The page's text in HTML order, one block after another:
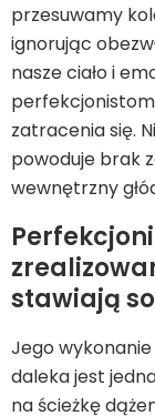
przesuwamy
ignorując
nasze ciało i
zatracenia się.
powoduje brak
wewnętrzny
stawiają
Jego
daleka jest
na ścieżkę